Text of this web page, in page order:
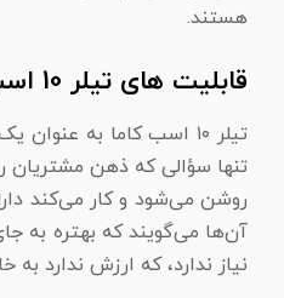
هستند.
قابلیت های تیلر 10 اسب کاما
تیلر ۱۰ اسب کاما به عنوان یک تیلر قدرتمند، قابلیت‌های مختلفی دارد. از جمله نصب
تنها سؤالی که ذهن
روشن می‌شود و کار می‌کند
آن‌ها می‌گویند که بهتره به
نیاز ندارد، که ارزش ندارد به